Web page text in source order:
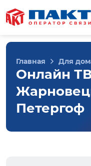
Главная Для
Онлайн
Петергоф